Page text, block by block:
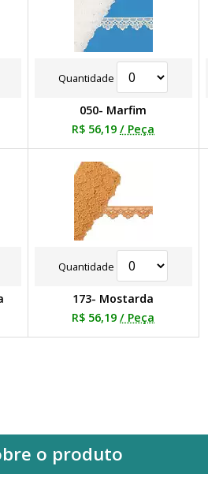
Quantidade
050- Marfim
R$ 56,19 / Peça
Quantidade
173- Mostarda
R$ 56,19 / Peça
o produto